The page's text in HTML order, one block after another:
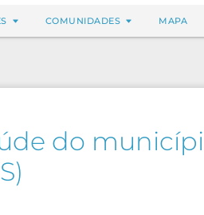
COMUNIDADES MAPA
do